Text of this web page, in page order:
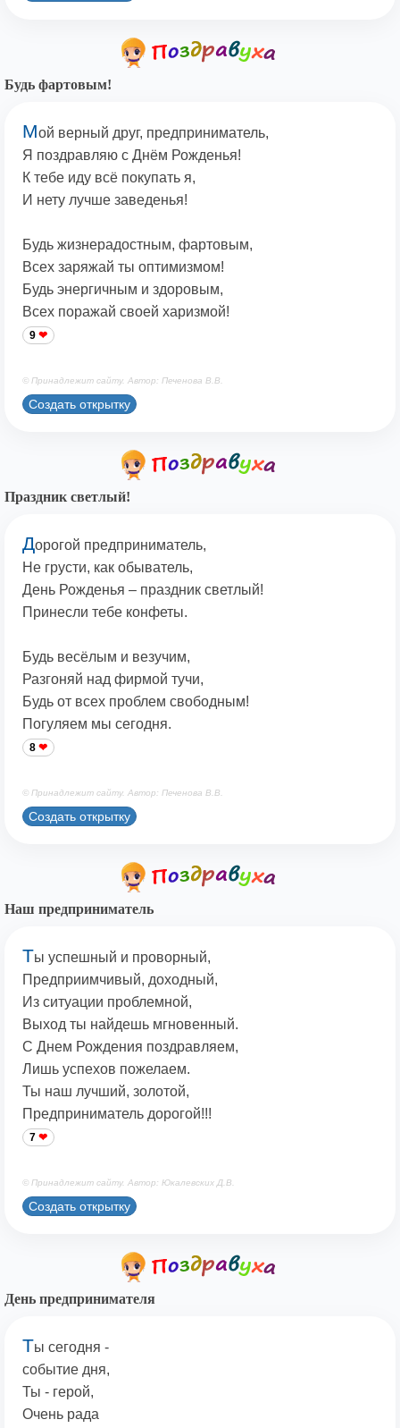
Будь фартовым!
Мой верный друг, предприниматель,
Я поздравляю с Днём Рожденья!
К тебе иду всё покупать я,
И нету лучше заведенья!
Будь жизнерадостным, фартовым,
Всех заряжай ты оптимизмом!
Будь энергичным и здоровым,
Всех поражай своей харизмой!
9
© Принадлежит сайту. Автор: Печенова В.В.
Создать открытку
Праздник светлый!
Дорогой предприниматель,
Не грусти, как обыватель,
День Рожденья – праздник светлый!
Принесли тебе конфеты.
Будь весёлым и везучим,
Разгоняй над фирмой тучи,
Будь от всех проблем свободным!
Погуляем мы сегодня.
8
© Принадлежит сайту. Автор: Печенова В.В.
Создать открытку
Наш предприниматель
Ты успешный и проворный,
Предприимчивый, доходный,
Из ситуации проблемной,
Выход ты найдешь мгновенный.
С Днем Рождения поздравляем,
Лишь успехов пожелаем.
Ты наш лучший, золотой,
Предприниматель дорогой!!!
7
© Принадлежит сайту. Автор: Юкалевских Д.В.
Создать открытку
День предпринимателя
Ты сегодня -
событие дня,
Ты - герой,
Очень рада